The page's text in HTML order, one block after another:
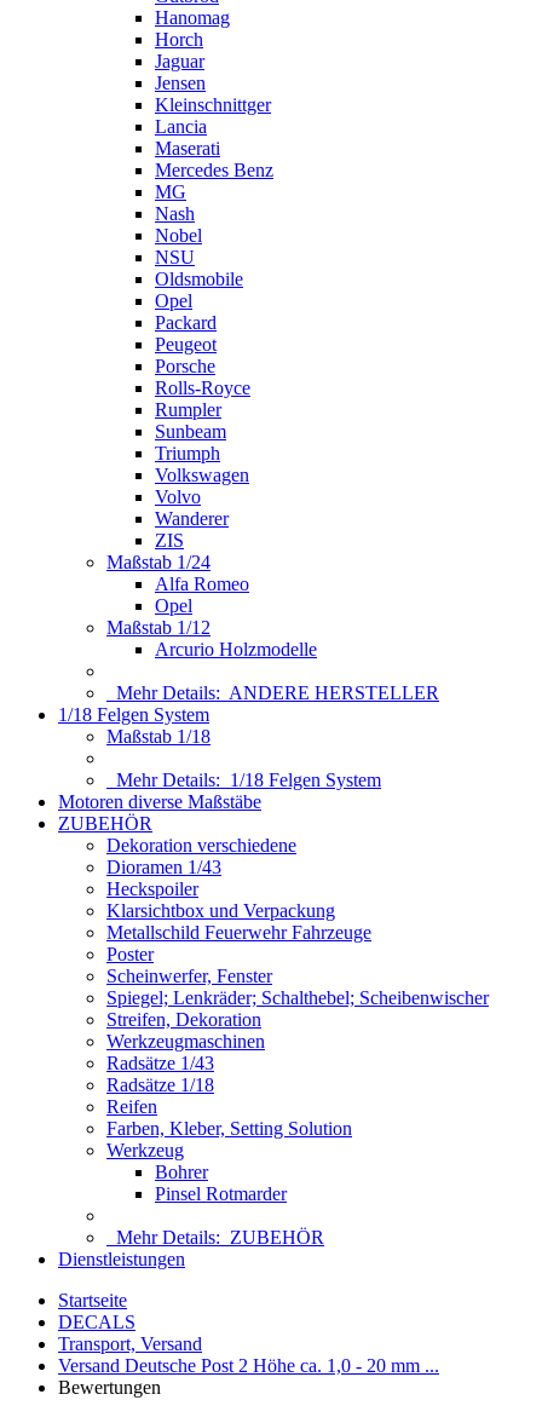
Hanomag
Horch
Jaguar
Jensen
Kleinschnittger
Lancia
Maserati
Mercedes Benz
MG
Nash
Nobel
NSU
Oldsmobile
Opel
Packard
Peugeot
Porsche
Rolls-Royce
Rumpler
Sunbeam
Triumph
Volkswagen
Volvo
Wanderer
ZIS
Maßstab 1/24
Alfa Romeo
Opel
Maßstab 1/12
Arcurio Holzmodelle
Mehr Details: ANDERE HERSTELLER
1/18 Felgen System
Maßstab 1/18
Mehr Details: 1/18 Felgen System
Motoren diverse Maßstäbe
ZUBEHÖR
Dekoration verschiedene
Dioramen 1/43
Heckspoiler
Klarsichtbox und Verpackung
Metallschild Feuerwehr Fahrzeuge
Poster
Scheinwerfer, Fenster
Spiegel; Lenkräder; Schalthebel; Scheibenwischer
Streifen, Dekoration
Werkzeugmaschinen
Radsätze 1/43
Radsätze 1/18
Reifen
Farben, Kleber, Setting Solution
Werkzeug
Bohrer
Pinsel Rotmarder
Mehr Details: ZUBEHÖR
Dienstleistungen
Startseite
DECALS
Transport, Versand
Versand Deutsche Post 2 Höhe ca. 1,0 - 20 mm ...
Bewertungen